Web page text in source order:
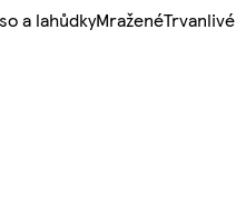
a lahůdkyMraženéTrvanlivé